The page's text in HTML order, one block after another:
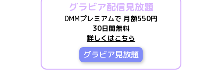
グラビア配信見放題
DMMプレミアムで 月額550円
30日間無料
詳しくはこちら
グラビア見放題